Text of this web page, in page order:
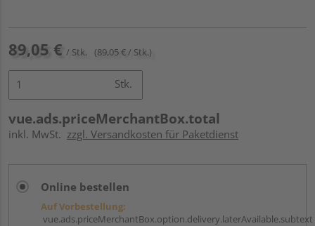
89,05 € / Stk. (89,05 € / Stk.)
Stk.
vue.ads.priceMerchantBox.total
inkl. MwSt. zzgl. Versandkosten für Paketdienst
Online bestellen
Auf Vorbestellung:
vue.ads.priceMerchantBox.option.delivery.laterAvailable.subtext